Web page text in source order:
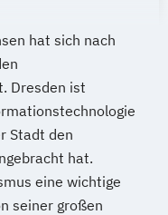
hat sich nach
Dresden ist
Stadt den
hat.
eine wichtige
seiner großen